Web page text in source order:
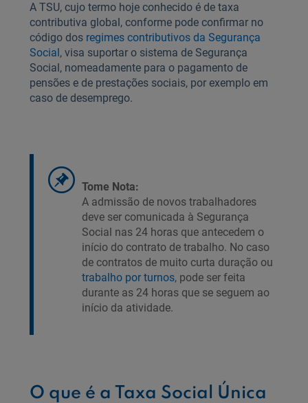
A TSU, cujo termo hoje conhecido é de taxa
contributiva global, conforme pode confirmar no
código dos regimes contributivos da Segurança
Social, visa suportar o sistema de Segurança
Social, nomeadamente para o pagamento de
pensões e de prestações sociais, por exemplo em
caso de desemprego.
Tome Nota:
A admissão de novos trabalhadores
deve ser comunicada à Segurança
Social nas 24 horas que antecedem o
início do contrato de trabalho. No caso
de contratos de muito curta duração ou
trabalho por turnos, pode ser feita
durante as 24 horas que se seguem ao
início da atividade.
O que é a Taxa Social Única